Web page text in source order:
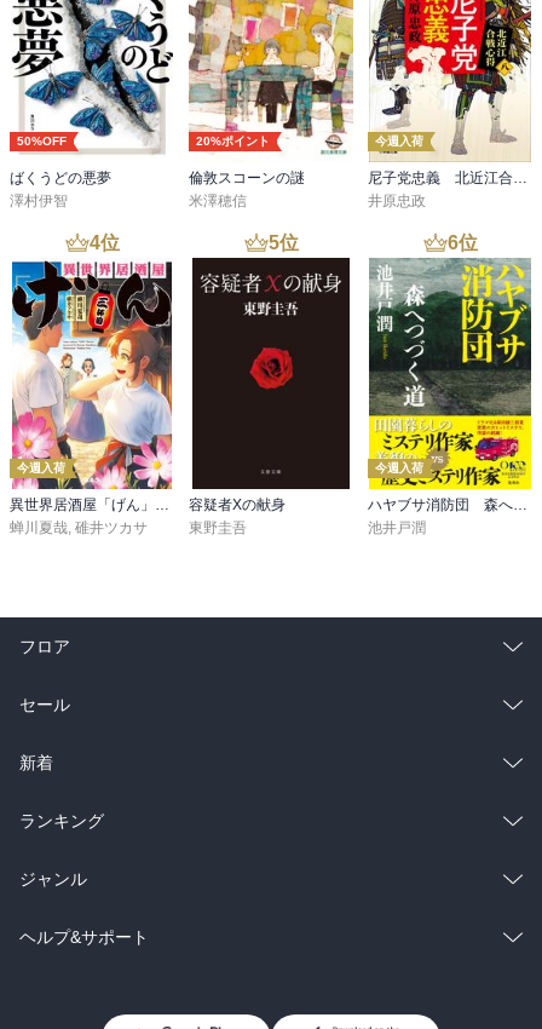
50%OFF
ばくうどの悪夢
澤村伊智
20%ポイント
倫敦スコーンの謎
米澤穂信
今週入荷
尼子党忠義 北近江合戦心得〈八〉
井原忠政
4位
今週入荷
蝉川夏哉 碓井ツカサ
5位
容疑者Xの献身
東野圭吾
6位
今週入荷
池井戸潤
フロア
総合
ラノベ
雑誌・グラビア
BL・TL
セール
総合
ラノベ
雑誌・グラビア
BL・TL
新着
総合
ラノベ
雑誌・グラビア
ランキング
総合
ラノベ
ジャンル
コミック
ヘルプ&サポート